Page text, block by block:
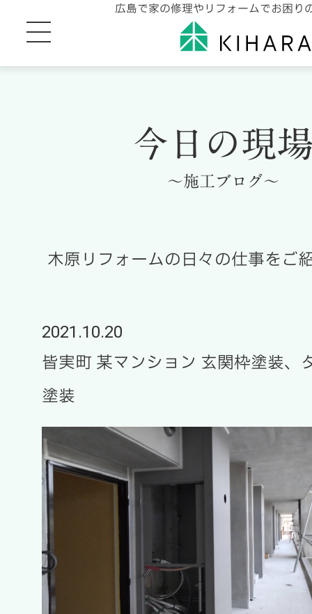
広島で家の修理やリフォームでお困り
今日の現
～施工ブログ～
木原リフォームの日々の仕事をご
2021.10.20
皆実町 某マンション 玄関枠塗装、
塗装